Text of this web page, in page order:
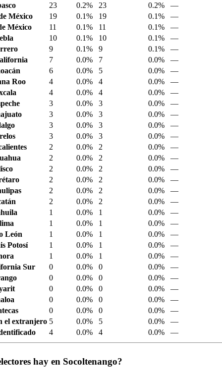
23 0.2% 23 0.2%
—
México
19 0.1% 19 0.1%
—
México
11 0.1% 11 0.1%
—
10 0.1% 10 0.1%
—
9 0.1% 9 0.1%
—
7 0.0% 7 0.0%
—
6 0.0% 5 0.0%
—
Roo
4 0.0% 4 0.0%
—
4 0.0% 4 0.0%
—
3 0.0% 3 0.0%
—
3 0.0% 3 0.0%
—
3 0.0% 3 0.0%
—
3 0.0% 3 0.0%
—
2 0.0% 2 0.0%
—
2 0.0% 2 0.0%
—
2 0.0% 2 0.0%
—
2 0.0% 2 0.0%
—
2 0.0% 2 0.0%
—
2 0.0% 2 0.0%
—
1 0.0% 1 0.0%
—
1 0.0% 1 0.0%
—
León
1 0.0% 1 0.0%
—
Potosí
1 0.0% 1 0.0%
—
1 0.0% 1 0.0%
—
Sur
0 0.0% 0 0.0%
—
0 0.0% 0 0.0%
—
0 0.0% 0 0.0%
—
0 0.0% 0 0.0%
—
0 0.0% 0 0.0%
—
el extranjero 5 0.0% 5 0.0%
—
4 0.0% 4 0.0% —
hay en Socoltenango?